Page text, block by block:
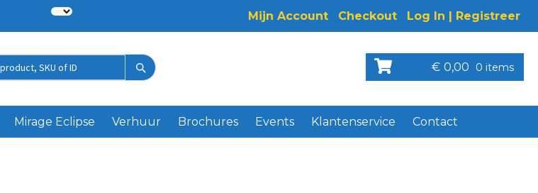
Mijn Account Checkout Log In | Registreer
€ 0,00 0 items
Mirage Eclipse Verhuur Brochures Events Klantenservice Contact